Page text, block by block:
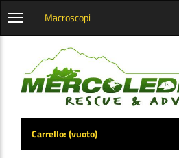
Apri
categorie
Macroscopi
Carrello:(vuoto)